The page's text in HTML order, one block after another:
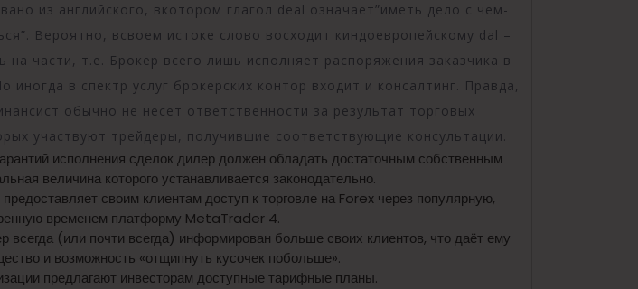
из английского, вкотором глагол deal означает”иметь дело с чем-
Вероятно, всвоем истоке слово восходит киндоевропейскому dal –
на части, т.е. Брокер всего лишь исполняет распоряжения заказчика в
иногда в спектр услуг брокерских контор входит и консалтинг. Правда,
обычно не несет ответственности за результат торговых
участвуют трейдеры, получившие соответствующие консультации.
исполнения сделок дилер должен обладать достаточным собственным
величина которого устанавливается законодательно.
предоставляет своим клиентам доступ к торговле на Forex через популярную,
временем платформу MetaTrader 4.
всегда (или почти всегда) информирован больше своих клиентов, что даёт ему
и возможность «отщипнуть кусочек побольше».
предлагают инвесторам доступные тарифные планы.